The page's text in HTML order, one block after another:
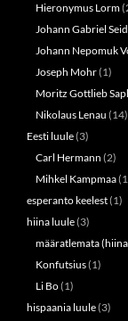
Hieronymus Lorm
Johann Gabriel
Johann Nepomuk
Joseph Mohr(1)
Moritz Gottlieb
Nikolaus Lenau (14)
Eesti luule(3)
Carl Hermann (2)
Mihkel Kampmaa
esperanto keelest(1)
hiina luule(3)
määratlemata
Konfutsius(1)
Li Bo(1)
hispaania luule(3)